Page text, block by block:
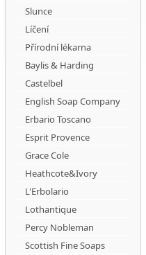
Slunce
Líčení
Přírodní lékarna
Baylis & Harding
Castelbel
English Soap Company
Erbario Toscano
Esprit Provence
Grace Cole
Heathcote&Ivory
L'Erbolario
Lothantique
Percy Nobleman
Scottish Fine Soaps